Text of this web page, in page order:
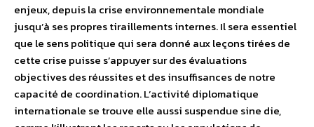
enjeux, depuis la crise environnementale mondiale
jusqu’à ses propres tiraillements internes. Il sera essentiel
que le sens politique qui sera donné aux leçons tirées de
cette crise puisse s’appuyer sur des évaluations
objectives des réussites et des insuffisances de notre
capacité de coordination. L’activité diplomatique
internationale se trouve elle aussi suspendue sine die,